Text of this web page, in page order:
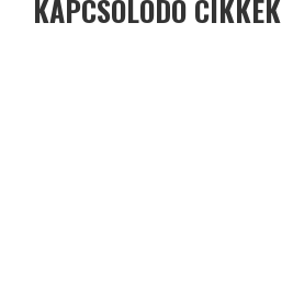
KAPCSOLÓDÓ CIKKEK